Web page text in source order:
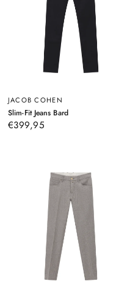
JACOB COHEN
Slim-Fit Jeans Bard–
€399,95